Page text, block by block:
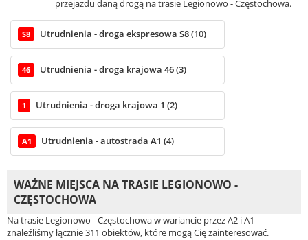
przejazdu daną drogą na trasie Legionowo - Częstochowa.
S8 Utrudnienia - droga ekspresowa S8 (10)
46 Utrudnienia - droga krajowa 46 (3)
1 Utrudnienia - droga krajowa 1 (2)
A1 Utrudnienia - autostrada A1 (4)
WAŻNE MIEJSCA NA TRASIE LEGIONOWO -
CZĘSTOCHOWA
Na trasie Legionowo - Częstochowa w wariancie przez A2 i A1
znaleźliśmy łącznie 311 obiektów, które mogą Cię zainteresować.